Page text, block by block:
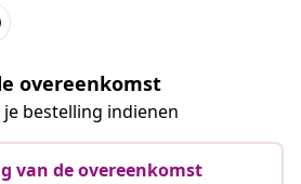
overeenkomst
bestelling indienen
van de overeenkomst